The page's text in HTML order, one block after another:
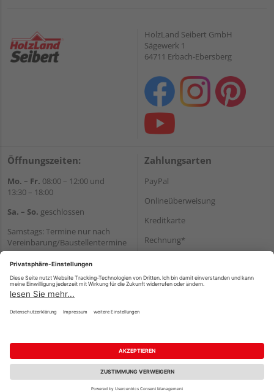
HolzLand Seibert GmbH
Sägewerk 1
64711 Erbach-Ebersberg
Öffnungszeiten:
Mo. – Fr. 08:00 – 12:00 und
13:30 – 18:00
Sa. – So. geschlossen
Samstags: Termine nur nach
Vereinbarung/Baustellentermine
Wir helfen Ihnen gerne
weiter
Tel.:+49 6062 956180
E-Mail:shop@holzland-seibert.de
Zahlungsarten
PayPal
Onlineüberweisung
Kreditkarte
Rechnung*
Versand
Impressum AGB Widerruf
Datenschutz
Reservierungsbedingungen
Vertrag widerrufen